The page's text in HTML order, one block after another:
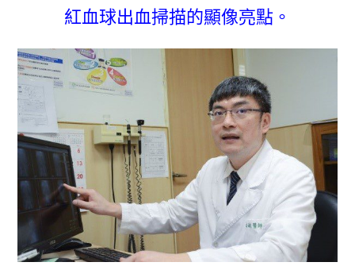
紅血球出血掃描的顯像亮點。